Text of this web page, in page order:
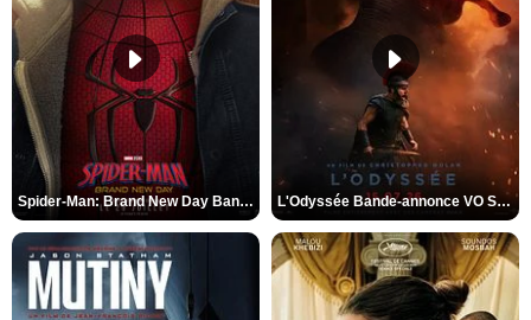
Spider-Man: Brand New Day Bande-annonce VO STFR L'Odyssée Bande-annonce VO STFR